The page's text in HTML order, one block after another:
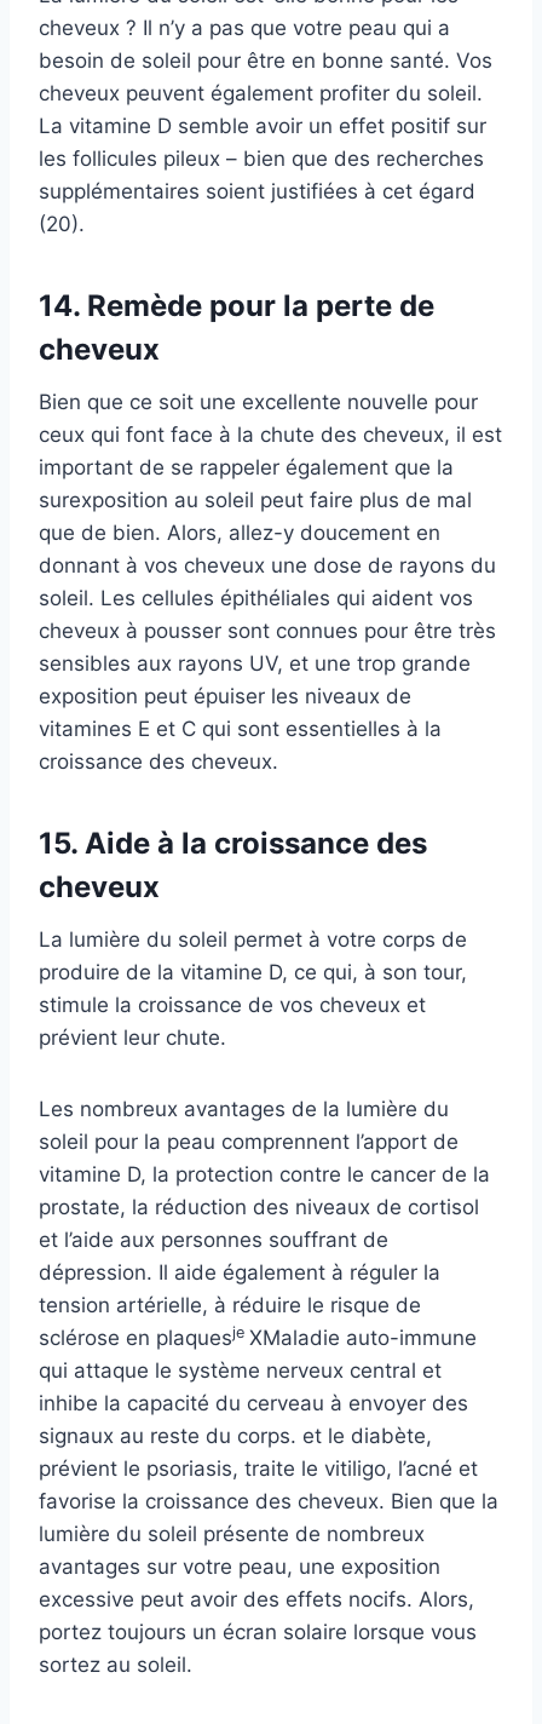
cheveux ? Il n’y a pas que votre peau qui a
besoin de soleil pour être en bonne santé. Vos
cheveux peuvent également profiter du soleil.
La vitamine D semble avoir un effet positif sur
les follicules pileux – bien que des recherches
supplémentaires soient justifiées à cet égard
(20).
14. Remède pour la perte de
cheveux
Bien que ce soit une excellente nouvelle pour
ceux qui font face à la chute des cheveux, il est
important de se rappeler également que la
surexposition au soleil peut faire plus de mal
que de bien. Alors, allez-y doucement en
donnant à vos cheveux une dose de rayons du
soleil. Les cellules épithéliales qui aident vos
cheveux à pousser sont connues pour être très
sensibles aux rayons UV, et une trop grande
exposition peut épuiser les niveaux de
vitamines E et C qui sont essentielles à la
croissance des cheveux.
15. Aide à la croissance des
cheveux
La lumière du soleil permet à votre corps de
produire de la vitamine D, ce qui, à son tour,
stimule la croissance de vos cheveux et
prévient leur chute.
Les nombreux avantages de la lumière du
soleil pour la peau comprennent l’apport de
vitamine D, la protection contre le cancer de la
prostate, la réduction des niveaux de cortisol
et l’aide aux personnes souffrant de
dépression. Il aide également à réguler la
tension artérielle, à réduire le risque de
sclérose en plaquesje XMaladie auto-immune
qui attaque le système nerveux central et
inhibe la capacité du cerveau à envoyer des
signaux au reste du corps. et le diabète,
prévient le psoriasis, traite le vitiligo, l’acné et
favorise la croissance des cheveux. Bien que la
lumière du soleil présente de nombreux
avantages sur votre peau, une exposition
excessive peut avoir des effets nocifs. Alors,
portez toujours un écran solaire lorsque vous
sortez au soleil.